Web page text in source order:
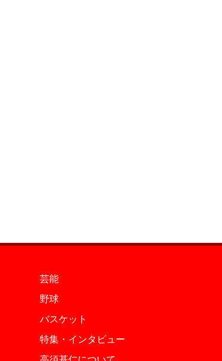
芸能
野球
バスケット
特集・インタビュー